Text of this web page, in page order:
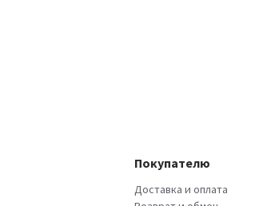
Покупателю
Доставка и оплата